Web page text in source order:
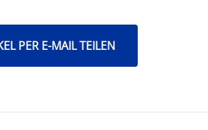
PER E-MAIL TEILEN